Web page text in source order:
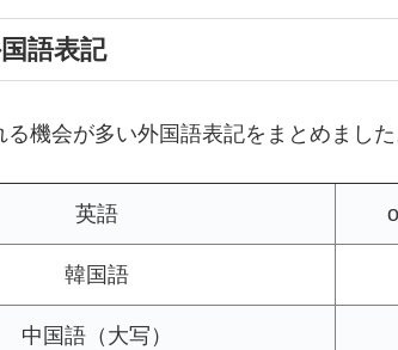
語表記
る機会が多い外国語表記をまとめました
英語
韓国語
中国語（大写）